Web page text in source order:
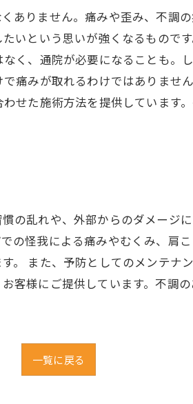
ありません。痛みや歪み、不調
いという思いが強くなるもので
く、通院が必要になることも。
痛みが取れるわけではありませ
せた施術方法を提供しています
の乱れや、外部からのダメージ
の怪我による痛みやむくみ、肩
。 また、予防としてのメンテナ
客様にご提供しています。不調
一覧に戻る